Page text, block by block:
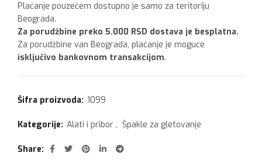
Plaćanje pouzećem dostupno je samo za teritoriju
Beograda.
Za porudžbine preko 5.000 RSD dostava je besplatna.
Za porudžbine van Beograda, plaćanje je moguće
isključivo bankovnom transakcijom.
Šifra proizvoda: 1099
Kategorije: Alati i pribor , Špakle za gletovanje
Share